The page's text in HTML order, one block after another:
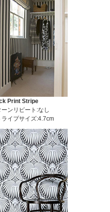
Print Stripe
ーンリピート:なし
ライプサイズ:4.7cm